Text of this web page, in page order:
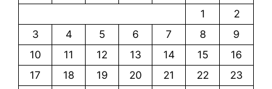
1
2
3
4 5 6 7 8
9
10
11 12 13 14 15
16
17
18 19 20 21 22
23